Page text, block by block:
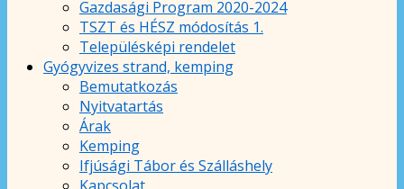
Gazdasági Program 2020-2024
TSZT és HÉSZ módosítás 1.
Településképi rendelet
Gyógyvizes strand, kemping
Bemutatkozás
Nyitvatartás
Árak
Kemping
Ifjúsági Tábor és Szálláshely